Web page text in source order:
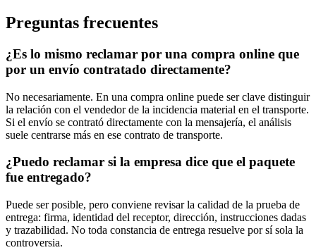
Preguntas frecuentes
¿Es lo mismo reclamar por una compra online que
por un envío contratado directamente?
No necesariamente. En una compra online puede ser clave distinguir
la relación con el vendedor de la incidencia material en el transporte.
Si el envío se contrató directamente con la mensajería, el análisis
suele centrarse más en ese contrato de transporte.
¿Puedo reclamar si la empresa dice que el paquete
fue entregado?
Puede ser posible, pero conviene revisar la calidad de la prueba de
entrega: firma, identidad del receptor, dirección, instrucciones dadas
y trazabilidad. No toda constancia de entrega resuelve por sí sola la
controversia.